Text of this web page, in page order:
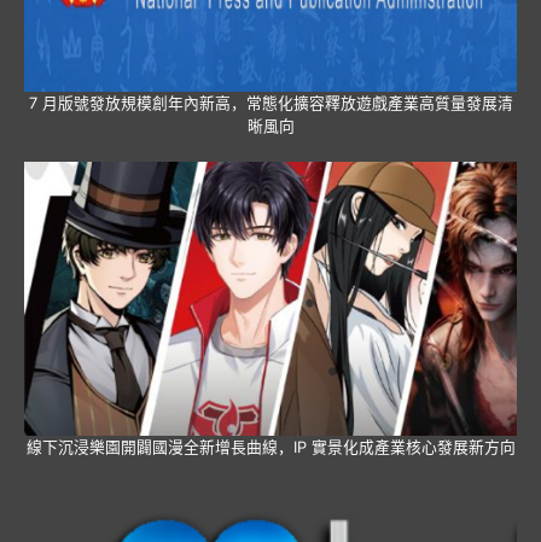
7 月版號發放規模創年內新高，常態化擴容釋放遊戲產業高質量發展清
晰風向
線下沉浸樂園開闢國漫全新增長曲線，IP 實景化成產業核心發展新方向